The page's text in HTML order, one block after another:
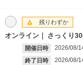
オンライン さっくり
開催日時 2026/08/
終了日時
2026/08/
残りわずか